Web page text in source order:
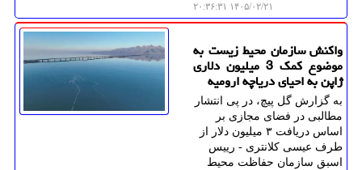
۱۴۰۵/۰۲/۲۱ ۲۰:۳۶:۳۱
واکنش سازمان محیط زیست به
موضوع کمک 3 میلیون دلاری
ژاپن به احیای دریاچه ارومیه
به گزارش گل پیچ، در پی انتشار
مطالبی در فضای مجازی بر
اساس دریافت ۳ میلیون دلار از
طرف عیسی کلانتری - رییس
اسبق سازمان حفاظت محیط